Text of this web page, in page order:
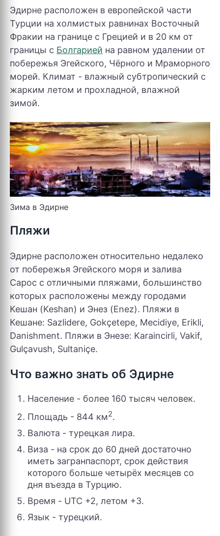
Эдирне расположен в европейской части
Турции на холмистых равнинах Восточный
Фракии на границе с Грецией и в 20 км от
границы с Болгарией на равном удалении от
побережья Эгейского, Чёрного и Мраморного
морей. Климат - влажный субтропический с
жарким летом и прохладной, влажной
зимой.
Зима в Эдирне
Пляжи
Эдирне расположен относительно недалеко
от побережья Эгейского моря и залива
Сарос с отличными пляжами, большинство
которых расположены между городами
Кешан (Keshan) и Энез (Enez). Пляжи в
Кешане: Sazlidere, Gokçetepe, Mecidiye, Erikli,
Danishment. Пляжи в Энезе: Karaincirli, Vakif,
Gulçavush, Sultaniçe.
Что важно знать об Эдирне
Население - более 160 тысяч человек.
Площадь - 844 км2.
Валюта - турецкая лира.
Виза - на срок до 60 дней достаточно
иметь загранпаспорт, срок действия
которого больше четырёх месяцев со
дня въезда в Турцию.
Время - UTC +2, летом +3.
Язык - турецкий.